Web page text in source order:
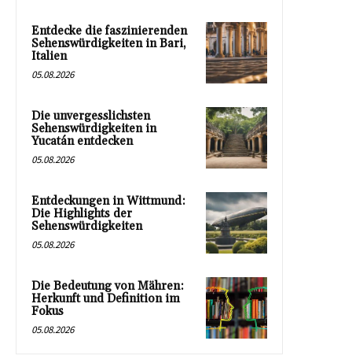
Entdecke die faszinierenden
Sehenswürdigkeiten in Bari,
Italien
05.08.2026
Die unvergesslichsten
Sehenswürdigkeiten in
Yucatán entdecken
05.08.2026
Entdeckungen in Wittmund:
Die Highlights der
Sehenswürdigkeiten
05.08.2026
Die Bedeutung von Mähren:
Herkunft und Definition im
Fokus
05.08.2026